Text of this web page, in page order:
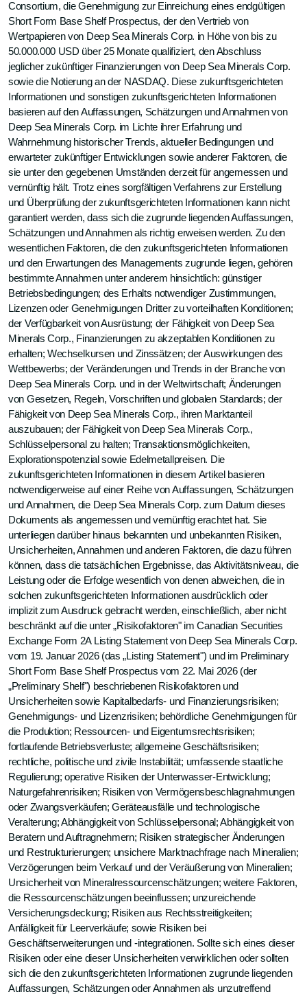
Consortium, die Genehmigung zur Einreichung eines endgültigen
Short Form Base Shelf Prospectus, der den Vertrieb von
Wertpapieren von Deep Sea Minerals Corp. in Höhe von bis zu
50.000.000 USD über 25 Monate qualifiziert, den Abschluss
jeglicher zukünftiger Finanzierungen von Deep Sea Minerals Corp.
sowie die Notierung an der NASDAQ. Diese zukunftsgerichteten
Informationen und sonstigen zukunftsgerichteten Informationen
basieren auf den Auffassungen, Schätzungen und Annahmen von
Deep Sea Minerals Corp. im Lichte ihrer Erfahrung und
Wahrnehmung historischer Trends, aktueller Bedingungen und
erwarteter zukünftiger Entwicklungen sowie anderer Faktoren, die
sie unter den gegebenen Umständen derzeit für angemessen und
vernünftig hält. Trotz eines sorgfältigen Verfahrens zur Erstellung
und Überprüfung der zukunftsgerichteten Informationen kann nicht
garantiert werden, dass sich die zugrunde liegenden Auffassungen,
Schätzungen und Annahmen als richtig erweisen werden. Zu den
wesentlichen Faktoren, die den zukunftsgerichteten Informationen
und den Erwartungen des Managements zugrunde liegen, gehören
bestimmte Annahmen unter anderem hinsichtlich: günstiger
Betriebsbedingungen; des Erhalts notwendiger Zustimmungen,
Lizenzen oder Genehmigungen Dritter zu vorteilhaften Konditionen;
der Verfügbarkeit von Ausrüstung; der Fähigkeit von Deep Sea
Minerals Corp., Finanzierungen zu akzeptablen Konditionen zu
erhalten; Wechselkursen und Zinssätzen; der Auswirkungen des
Wettbewerbs; der Veränderungen und Trends in der Branche von
Deep Sea Minerals Corp. und in der Weltwirtschaft; Änderungen
von Gesetzen, Regeln, Vorschriften und globalen Standards; der
Fähigkeit von Deep Sea Minerals Corp., ihren Marktanteil
auszubauen; der Fähigkeit von Deep Sea Minerals Corp.,
Schlüsselpersonal zu halten; Transaktionsmöglichkeiten,
Explorationspotenzial sowie Edelmetallpreisen. Die
zukunftsgerichteten Informationen in diesem Artikel basieren
notwendigerweise auf einer Reihe von Auffassungen, Schätzungen
und Annahmen, die Deep Sea Minerals Corp. zum Datum dieses
Dokuments als angemessen und vernünftig erachtet hat. Sie
unterliegen darüber hinaus bekannten und unbekannten Risiken,
Unsicherheiten, Annahmen und anderen Faktoren, die dazu führen
können, dass die tatsächlichen Ergebnisse, das Aktivitätsniveau, die
Leistung oder die Erfolge wesentlich von denen abweichen, die in
solchen zukunftsgerichteten Informationen ausdrücklich oder
implizit zum Ausdruck gebracht werden, einschließlich, aber nicht
beschränkt auf die unter „Risikofaktoren" im Canadian Securities
Exchange Form 2A Listing Statement von Deep Sea Minerals Corp.
vom 19. Januar 2026 (das „Listing Statement") und im Preliminary
Short Form Base Shelf Prospectus vom 22. Mai 2026 (der
„Preliminary Shelf") beschriebenen Risikofaktoren und
Unsicherheiten sowie Kapitalbedarfs- und Finanzierungsrisiken;
Genehmigungs- und Lizenzrisiken; behördliche Genehmigungen für
die Produktion; Ressourcen- und Eigentumsrechtsrisiken;
fortlaufende Betriebsverluste; allgemeine Geschäftsrisiken;
rechtliche, politische und zivile Instabilität; umfassende staatliche
Regulierung; operative Risiken der Unterwasser-Entwicklung;
Naturgefahrenrisiken; Risiken von Vermögensbeschlagnahmungen
oder Zwangsverkäufen; Geräteausfälle und technologische
Veralterung; Abhängigkeit von Schlüsselpersonal; Abhängigkeit von
Beratern und Auftragnehmern; Risiken strategischer Änderungen
und Restrukturierungen; unsichere Marktnachfrage nach Mineralien;
Verzögerungen beim Verkauf und der Veräußerung von Mineralien;
Unsicherheit von Mineralressourcenschätzungen; weitere Faktoren,
die Ressourcenschätzungen beeinflussen; unzureichende
Versicherungsdeckung; Risiken aus Rechtsstreitigkeiten;
Anfälligkeit für Leerverkäufe; sowie Risiken bei
Geschäftserweiterungen und -integrationen. Sollte sich eines dieser
Risiken oder eine dieser Unsicherheiten verwirklichen oder sollten
sich die den zukunftsgerichteten Informationen zugrunde liegenden
Auffassungen, Schätzungen oder Annahmen als unzutreffend